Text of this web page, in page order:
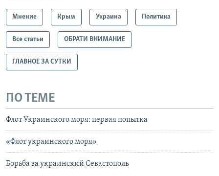
Мнение Крым Украина Политика
Все статьи ОБРАТИ ВНИМАНИЕ
ГЛАВНОЕ ЗА СУТКИ
ПО ТЕМЕ
Флот Украинского моря: первая попытка
«Флот украинского моря»
Борьба за украинский Севастополь